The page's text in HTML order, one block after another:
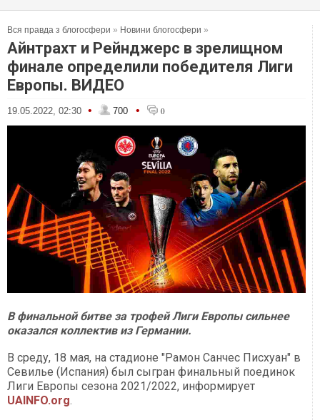
Вся правда з блогосфери » Новини блогосфери »
Айнтрахт и Рейнджерс в зрелищном
финале определили победителя Лиги
Европы. ВИДЕО
19.05.2022, 02:30 • 700 • 0
В финальной битве за трофей Лиги Европы сильнее
оказался коллектив из Германии.
В среду, 18 мая, на стадионе "Рамон Санчес Писхуан" в
Севилье (Испания) был сыгран финальный поединок
Лиги Европы сезона 2021/2022, информирует
UAINFO.org.